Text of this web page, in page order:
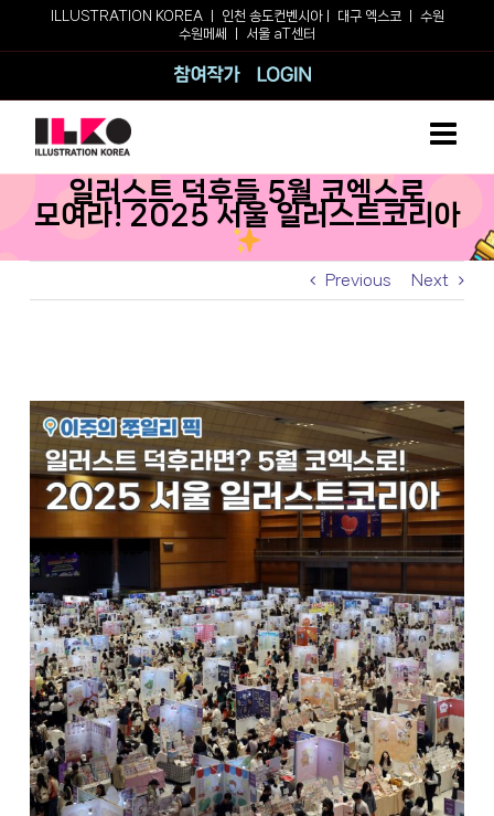
ILLUSTRATION KOREA ㅣ 인천 송도컨벤시아ㅣ 대구 엑스코
수원
수원메쎄
서울 aT센터
참여작가
일러스트 덕후들 5월 코엑스로
모여라! 2025 서울 일러스트코리아
Previous Next